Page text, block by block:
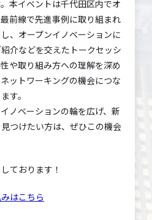
本イベントは千代田区内でオ
前線で先進事例に取り組まれ
、オープンイノベーションに
介などを交えたトークセッシ
や取り組み方への理解を深め
ットワーキングの機会につな
す。
ノベーションの輪を広げ、新
つけたい方は、ぜひこの機会
ております！
はこちら